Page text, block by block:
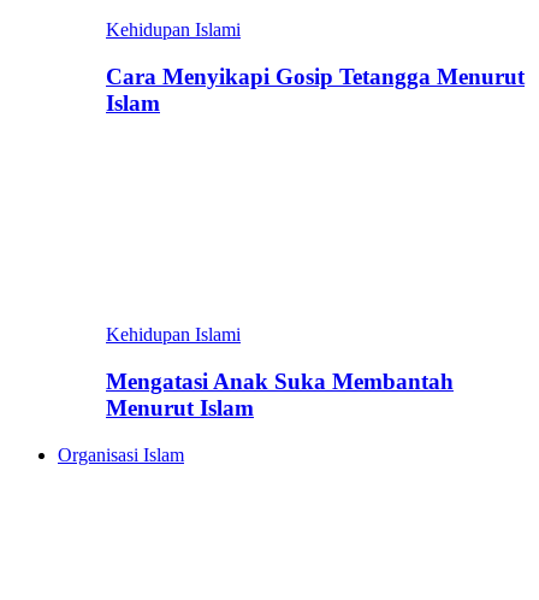
Kehidupan Islami
Cara Menyikapi Gosip Tetangga Menurut
Islam
Kehidupan Islami
Mengatasi Anak Suka Membantah
Menurut Islam
Organisasi Islam